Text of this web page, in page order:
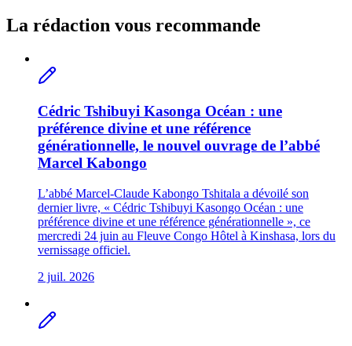
La rédaction vous recommande
Cédric Tshibuyi Kasonga Océan : une
préférence divine et une référence
générationnelle, le nouvel ouvrage de l’abbé
Marcel Kabongo
L’abbé Marcel-Claude Kabongo Tshitala a dévoilé son
dernier livre, « Cédric Tshibuyi Kasongo Océan : une
préférence divine et une référence générationnelle », ce
mercredi 24 juin au Fleuve Congo Hôtel à Kinshasa, lors du
vernissage officiel.
2 juil. 2026